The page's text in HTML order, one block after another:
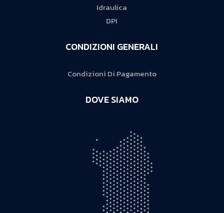
Idraulica
DPI
CONDIZIONI GENERALI
Condizioni Di Pagamento
DOVE SIAMO